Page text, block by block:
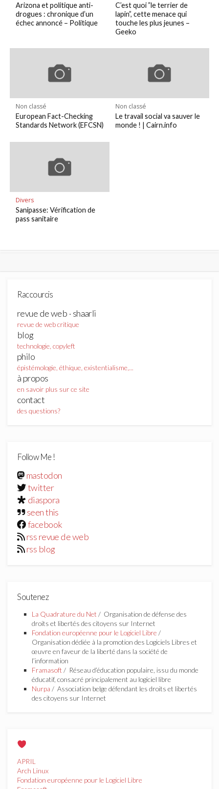
Arizona et politique anti-
drogues : chronique d’un
échec annoncé – Politique
C’est quoi ”le terrier de
lapin”, cette menace qui
touche les plus jeunes –
Geeko
Non classé
European Fact-Checking
Standards Network (EFCSN)
Non classé
Le travail social va sauver le
monde ! | Cairn.info
Divers
Sanipasse: Vérification de
pass sanitaire
Raccourcis
revue de web · shaarli
revue de web critique
blog
technologie, copyleft
philo
épistémologie, éthique, existentialisme,...
à propos
en savoir plus sur ce site
contact
des questions?
Follow Me !
mastodon
twitter
diaspora
seen this
facebook
rss revue de web
rss blog
Soutenez
La Quadrature du Net / Organisation de défense des
droits et libertés des citoyens sur Internet
Fondation européenne pour le Logiciel Libre /
Organisation dédiée à la promotion des Logiciels Libres et
œuvre en faveur de la liberté dans la société de
l’information
Framasoft / Réseau d’éducation populaire, issu du monde
éducatif, consacré principalement au logiciel libre
Nurpa / Association belge défendant les droits et libertés
des citoyens sur Internet
APRIL
Arch Linux
Fondation européenne pour le Logiciel Libre